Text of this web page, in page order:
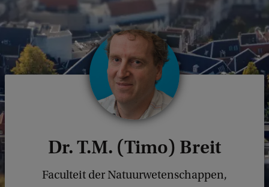
Dr. T.M. (Timo) Breit
Faculteit der Natuurwetenschappen,